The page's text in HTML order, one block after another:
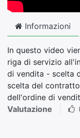
Informazioni
In questo video
riga di servizio
di vendita - scelta
scelta del
dell'ordine di
Valutazione